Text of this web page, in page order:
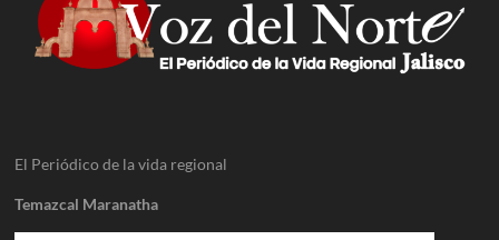
El Periódico de la vida regional
Temazcal Maranatha